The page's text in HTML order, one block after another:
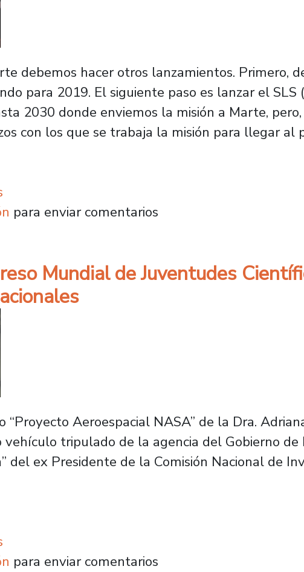
debemos hacer otros lanzamientos. Primero,
para 2019. El siguiente paso es lanzar el
2030 donde enviemos la misión a Marte,
con los que se trabaja la misión para llegar
internacionales abordan los desafíos de la
para enviar comentarios
Mundial de Juventudes
“Proyecto Aeroespacial NASA” de la Dra.
tripulado de la agencia del Gobierno de
del ex Presidente de la Comisión Nacional de
Congreso Mundial de Juventudes Científicas
para enviar comentarios